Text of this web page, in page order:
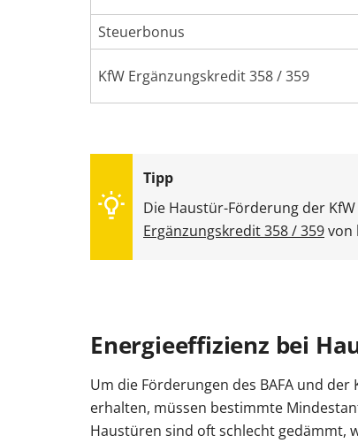
Steuerbonus
KfW Ergänzungskredit 358 / 359
Die Haustür-Förderung der KfW
Ergänzungskredit 358 / 359von
Energieeffizienz bei
Um die Förderungen des BAFA und
erhalten, müssen bestimmte
Haustüren sind oft schlecht gedämmt,